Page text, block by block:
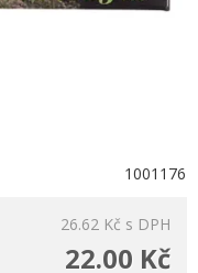
1001176
26.62 Kč s DPH
22.00 Kč